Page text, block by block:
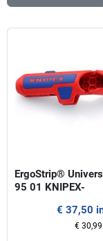
ErgoStrip®
95 01 KNIPEX-
€ 37,50
€